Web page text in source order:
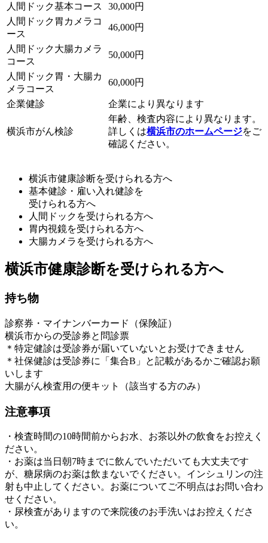
人間ドック基本コース
30,000円
人間ドック胃カメラコ
ース
46,000円
人間ドック大腸カメラ
コース
50,000円
人間ドック胃・大腸カ
メラコース
60,000円
企業健診 企業により異なります
横浜市がん検診
年齢、検査内容により異なります。
詳しくは横浜市のホームページをご
確認ください。
横浜市健康診断を受けられる方へ
基本健診・雇い入れ健診を
受けられる方へ
人間ドックを受けられる方へ
胃内視鏡を受けられる方へ
大腸カメラを受けられる方へ
横浜市健康診断を受けられる方へ
持ち物
診察券・マイナンバーカード（保険証）
横浜市からの受診券と問診票
＊特定健診は受診券が届いていないとお受けできません
＊社保健診は受診券に「集合B」と記載があるかご確認お願
いします
大腸がん検査用の便キット（該当する方のみ）
注意事項
・検査時間の10時間前からお水、お茶以外の飲食をお控えく
ださい。
・お薬は当日朝7時までに飲んでいただいても大丈夫です
が、糖尿病のお薬は飲まないでください。インシュリンの注
射も中止してください。お薬についてご不明点はお問い合わ
せください。
・尿検査がありますので来院後のお手洗いはお控えくださ
い。